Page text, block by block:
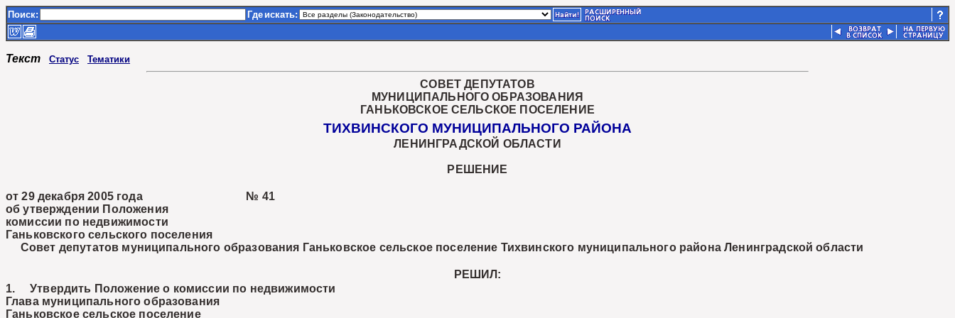
Поиск: Где искать:
Текст Статус Тематики
СОВЕТ ДЕПУТАТОВ
МУНИЦИПАЛЬНОГО ОБРАЗОВАНИЯ
ГАНЬКОВСКОЕ СЕЛЬСКОЕ ПОСЕЛЕНИЕ
ТИХВИНСКОГО МУНИЦИПАЛЬНОГО РАЙОНА
ЛЕНИНГРАДСКОЙ ОБЛАСТИ
РЕШЕНИЕ
от 29 декабря 2005 года № 41
об утверждении Положения
комиссии по недвижимости
Ганьковского сельского поселения
Совет депутатов муниципального образования Ганьковское сельское поселение Тихвинского муниципального района Ленинградской области
РЕШИЛ:
1. Утвердить Положение о комиссии по недвижимости
Глава муниципального образования
Ганьковское сельское поселение